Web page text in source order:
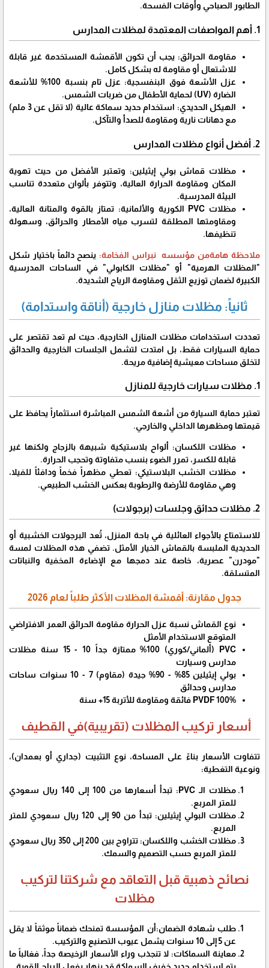
الطابور الصباحي وأوقات الفسحة.
​1. أهم المواصفات المعتمدة لمظلات المدارس
​مقاومة الحرائق: يجب أن تكون الأقمشة المستخدمة غير قابلة
للاشتعال أو مقاومة له بشكل كامل.
​عزل الأشعة فوق البنفسجية: عزل تام بنسبة 100% للأشعة
الضارة (UV) لحماية الأطفال من ضربات الشمس.
​الهيكل الحديدي: استخدام حديد سماكة عالية (لا تقل عن 3 ملم)
مع دهانات نارية ومقاومة للصدأ والتآكل.
​2. أفضل أنواع مظلات المدارس
​مظلات قماش بولي إيثيلين: وتعتبر الأفضل من حيث تهوية
المكان ومقاومة الحرارة العالية، وتتوفر بألوان متعددة تناسب
البيئة المدرسية.
​مظلات PVC الكورية والألمانية: تمتاز بالقوة والمتانة العالية،
ومقاومتها المطلقة لتسرب مياه الأمطار والحرائق، وسهولة
تنظيفها.
​ملاحظة هامةمن مؤسسه نبراس الفخامة: ينصح دائماً باختيار شكل
"المظلات الهرمية" أو "مظلات الكابولي" في الساحات المدرسية
الكبيرة لضمان توزيع الثقل ومقاومة الرياح الشديدة.
​ثانياً: مظلات منازل خارجية (أناقة واستدامة)
​تعددت استخدامات مظلات المنازل الخارجية، حيث لم تعد تقتصر على
حماية السيارات فقط، بل امتدت لتشمل الجلسات الخارجية والحدائق
لتخلق مساحات معيشية إضافية مريحة.
​1. مظلات سيارات خارجية للمنازل
​تعتبر حماية السيارة من أشعة الشمس المباشرة استثماراً يحافظ على
قيمتها ومظهرها الداخلي والخارجي.
​مظلات اللكسان: ألواح بلاستيكية شبيهة بالزجاج ولكنها غير
قابلة للكسر، تمرر الضوء بنسب متفاوتة وتحجب الحرارة.
​مظلات الخشب البلاستيكي: تعطي مظهراً فخماً ودافئاً للفيلا،
وهي مقاومة للأرضة والرطوبة بعكس الخشب الطبيعي.
​2. مظلات حدائق وجلسات (برجولات)
​للاستمتاع بالأجواء العائلية في باحة المنزل، تُعد البرجولات الخشبية أو
الحديدية الملبسة بالقماش الخيار الأمثل. تضفي هذه المظلات لمسة
"مودرن" عصرية، خاصة عند دمجها مع الإضاءة المخفية والنباتات
المتسلقة.
​جدول مقارنة: أقمشة المظلات الأكثر طلباً لعام 2026
نوع القماش نسبة عزل الحرارة مقاومة الحرائق العمر الافتراضي
المتوقع الاستخدام الأمثل
PVC (ألماني/كوري) 100% ممتازة جداً 10 - 15 سنة مظلات
مدارس وسيارت
بولي إيثيلين 85% - 90% جيدة (مقاوم) 7 - 10 سنوات ساحات
مدارس وحدائق
PVDF 100% فائقة ومقاومة للأتربة 15+ سنة
أسعار تركيب المظلات (تقريبية)في القطيف
​تتفاوت الأسعار بناءً على المساحة، نوع التثبيت (جداري أو بعمدان)،
ونوعية التغطية:
​مظلات الـ PVC: تبدأ أسعارها من 100 إلى 140 ريال سعودي
للمتر المربع.
​مظلات البولي إيثيلين: تبدأ من 90 إلى 120 ريال سعودي للمتر
المربع.
​مظلات الخشب واللكسان: تتراوح بين 200 إلى 350 ريال سعودي
للمتر المربع حسب التصميم والسمك.
​نصائح ذهبية قبل التعاقد مع شركتنا لتركيب
مظلات
​طلب شهادة الضمان:أن المؤسسة تمنحك ضماناً موثقاً لا يقل
عن 5 إلى 10 سنوات يشمل عيوب التصنيع والتركيب.
​معاينة السماكات: لا تنجذب وراء الأسعار الرخيصة جداً، فغالباً ما
يتم استخدام حديد خفيف السماكة قد ينهار بفعل الرياح القوية.